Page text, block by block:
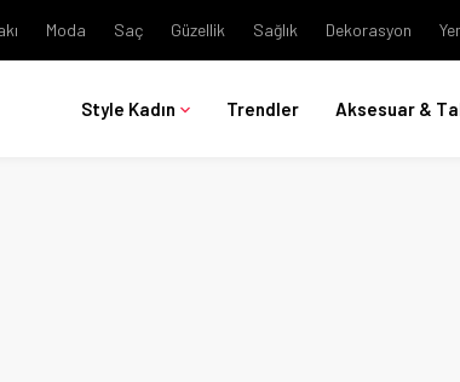
Moda Saç Güzellik Sağlık Dekorasyon
Style Kadın Trendler Aksesuar &